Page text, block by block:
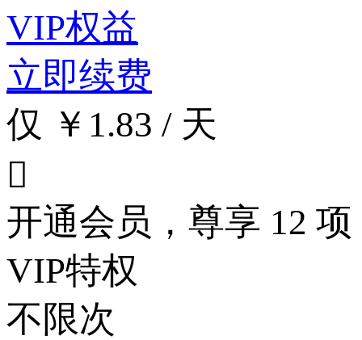
VIP权益
立即续费
仅 ￥1.83 / 天

开通会员，尊享 12 项
VIP特权
不限次